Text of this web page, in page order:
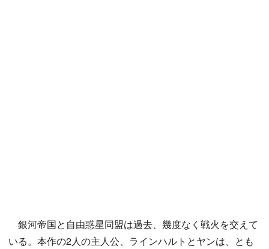
銀河帝国と自由惑星同盟は過去、幾度なく戦火を交えて
いる。本作の2人の主人公、ラインハルトとヤンは、とも